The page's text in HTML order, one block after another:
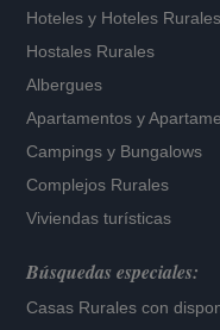
Hoteles y Hoteles Rurales
Hostales Rurales
Albergues
Apartamentos y
Campings y Bungalows
Complejos Rurales
Viviendas turísticas
Búsquedas especiales:
Casas Rurales con